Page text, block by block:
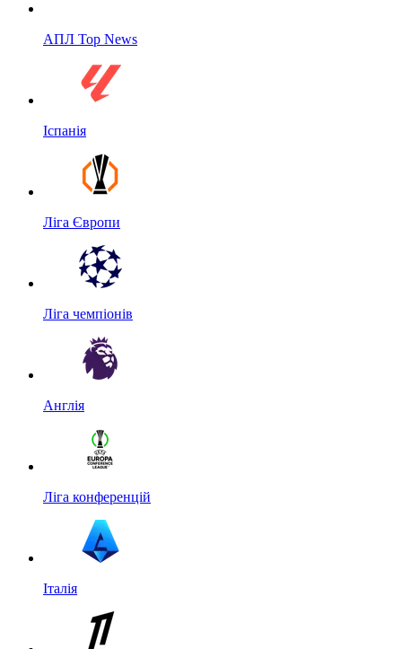
АПЛ Top News
Іспанія
Ліга Європи
Ліга чемпіонів
Англія
Ліга конференцій
Італія